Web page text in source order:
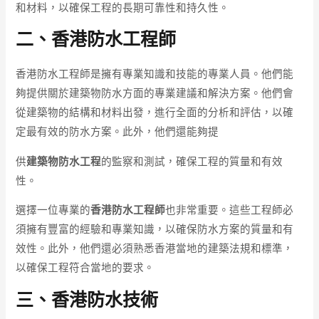
和材料，以確保工程的長期可靠性和持久性。
二、香港防水工程師
香港防水工程師是擁有專業知識和技能的專業人員。他們能
夠提供關於建築物防水方面的專業建議和解決方案。他們會
從建築物的結構和材料出發，進行全面的分析和評估，以確
定最有效的防水方案。此外，他們還能夠提
供建築物防水工程的監察和測試，確保工程的質量和有效
性。
選擇一位專業的香港防水工程師也非常重要。這些工程師必
須擁有豐富的經驗和專業知識，以確保防水方案的質量和有
效性。此外，他們還必須熟悉香港當地的建築法規和標準，
以確保工程符合當地的要求。
三、香港防水技術